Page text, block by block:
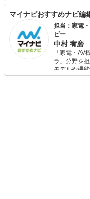
て全国を飛
譜情報誌編集の経験も。 現在は
ーランスラ
は3児の母。
マイナビおすすめナビ編
担当：家電
ビー
中村 宥磨
「家電・AV
ラ」分野を
モデルや機
ムを楽しみ